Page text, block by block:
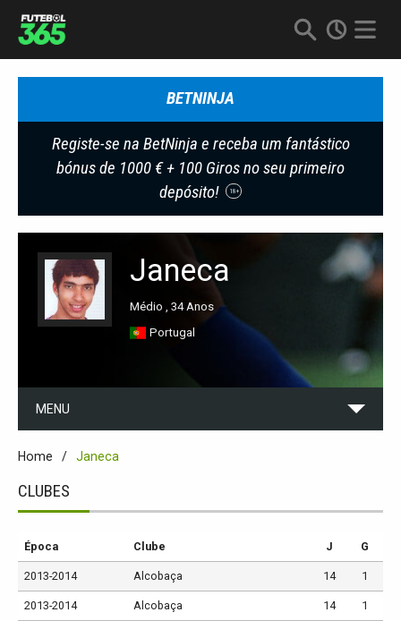
BETNINJA
Registe-se na BetNinja e receba um fantástico
bónus de 1000 € + 100 Giros no seu primeiro
depósito!
18+
Janeca
Médio , 34 Anos
Portugal
MENU
Home Janeca
CLUBES
Época Clube J G
2013-2014 Alcobaça 14 1
2013-2014 Alcobaça 14 1